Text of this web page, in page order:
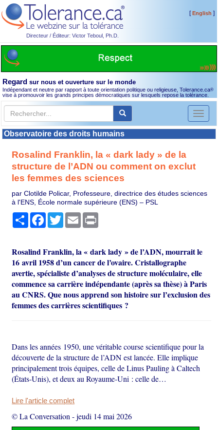
Directeur / Éditeur: Victor Teboul, Ph.D.
[English ]
Regard sur nous et ouverture sur le monde
Indépendant et neutre par rapport à toute orientation politique ou religieuse, Tolerance.ca®
vise à promouvoir les grands principes démocratiques sur lesquels repose la tolérance.
Toggle
Observatoire des droits humains
Rosalind Franklin, la « dark lady » de la
structure de l’ADN ou comment on exclut
les femmes des sciences
par Clotilde Policar, Professeure, directrice des études sciences
à l'ENS, École normale supérieure (ENS) – PSL
PartagerFacebook
TwitterEmail
Rosalind Franklin, la « dark lady » de l’ADN, mourrait le
16 avril 1958 d’un cancer de l’ovaire. Cristallographe
avertie, spécialiste d’analyses de structure moléculaire, elle
commence sa carrière indépendante (après sa thèse) à Paris
au CNRS. Que nous apprend son histoire sur l’exclusion des
femmes des carrières scientifiques ?
Dans les années 1950, une véritable course scientifique pour la
découverte de la structure de l’ADN est lancée. Elle implique
principalement trois équipes, celle de Linus Pauling à Caltech
(États-Unis), et deux au Royaume-Uni : celle de…
Lire l'article complet
© La Conversation -jeudi 14 mai 2026